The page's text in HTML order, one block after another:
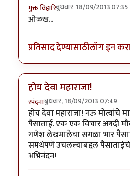
मुक्त विहारिबुधवार, 18/09/2013 07:35
ओळख...
प्रतिसाद देण्यासाठीलॉग इन
होय देवा महाराजा!
स्पंदनाबुधवार, 18/09/2013 07:49
होय देवा महाराजा! नऊ
पैसाताई. एक एक विचार अगदी
गणेश लेखमालेचा सगळा भार
समर्थपणे उचलल्याबद्दल
अभिनंदन!